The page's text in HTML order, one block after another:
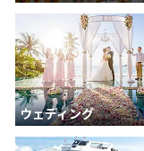
ウェディング